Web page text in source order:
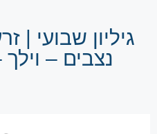
גיליון שבועי |
נצבים –